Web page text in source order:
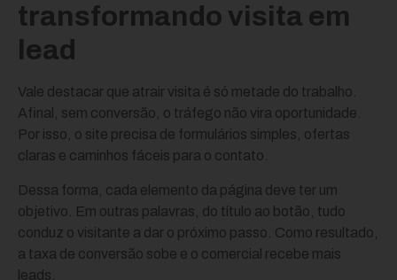
transformando visita em
lead
Vale destacar que atrair visita é só metade do trabalho.
Afinal, sem conversão, o tráfego não vira oportunidade.
Por isso, o site precisa de formulários simples, ofertas
claras e caminhos fáceis para o contato.
Dessa forma, cada elemento da página deve ter um
objetivo. Em outras palavras, do título ao botão, tudo
conduz o visitante a dar o próximo passo. Como resultado,
a taxa de conversão sobe e o comercial recebe mais
leads.